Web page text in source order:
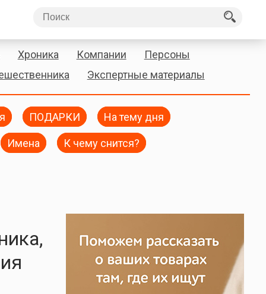
Хроника Компании
Персоны
Экспертные материалы
ПОДАРКИ На тему дня
Имена К чему снится?